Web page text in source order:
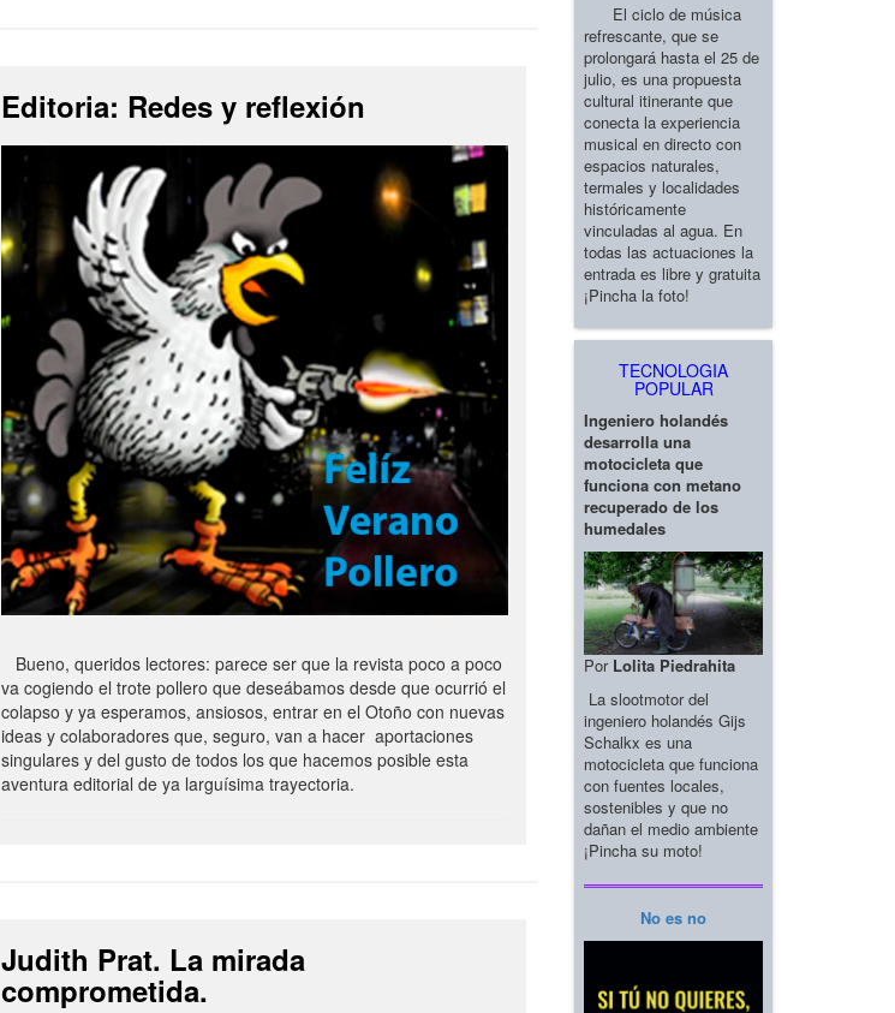
Editoria: Redes y reflexión
Bueno, queridos lectores: parece ser que la revista poco a poco
va cogiendo el trote pollero que deseábamos desde que ocurrió el
colapso y ya esperamos, ansiosos, entrar en el Otoño con nuevas
ideas y colaboradores que, seguro, van a hacer aportaciones
singulares y del gusto de todos los que hacemos posible esta
aventura editorial de ya larguísima trayectoria.
Judith Prat. La mirada
comprometida.
El ciclo de música
refrescante, que se
prolongará hasta el 25 de
julio, es una propuesta
cultural itinerante que
conecta la experiencia
musical en directo con
espacios naturales,
termales y localidades
históricamente
vinculadas al agua. En
todas las actuaciones la
entrada es libre y gratuita
¡Pincha la foto!
TECNOLOGIA
POPULAR
Ingeniero holandés
desarrolla una
motocicleta que
funciona con metano
recuperado de los
humedales
Por Lolita Piedrahita
La slootmotor del
ingeniero holandés Gijs
Schalkx es una
motocicleta que funciona
con fuentes locales,
sostenibles y que no
dañan el medio ambiente
¡Pincha su moto!
No es no